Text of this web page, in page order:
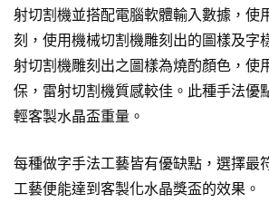
射切割機並搭配電腦軟體輸入數據，使
刻，使用機械切割機雕刻出的圖樣及字
射切割機雕刻出之圖樣為燒酌顏色，使
保，雷射切割機質感較佳。此種手法優
輕客製水晶盃重量。
每種做字手法工藝皆有優缺點，選擇最
工藝便能達到客製化水晶獎盃的效果。